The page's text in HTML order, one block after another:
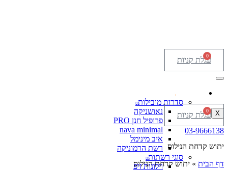
0
עגלת קניות
סדרות מובילות
נאושניקה
פרופיל חנן PRO
nava minimal
איב מינימל
רשת הרמוניקה
סוגי רשתות
וילונות זיפ
X
0
עגלת קניות
03-9666138
יתוש קדחת הנילוס
דף הבית » יתוש קדחת הנילוס